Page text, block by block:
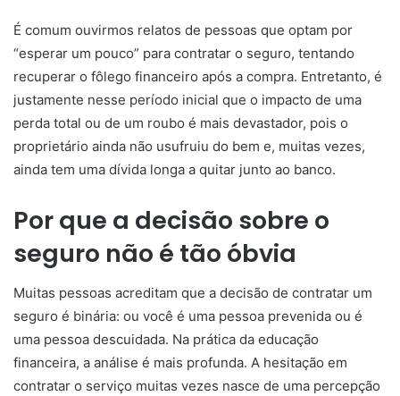
É comum ouvirmos relatos de pessoas que optam por
“esperar um pouco” para contratar o seguro, tentando
recuperar o fôlego financeiro após a compra. Entretanto, é
justamente nesse período inicial que o impacto de uma
perda total ou de um roubo é mais devastador, pois o
proprietário ainda não usufruiu do bem e, muitas vezes,
ainda tem uma dívida longa a quitar junto ao banco.
Por que a decisão sobre o
seguro não é tão óbvia
Muitas pessoas acreditam que a decisão de contratar um
seguro é binária: ou você é uma pessoa prevenida ou é
uma pessoa descuidada. Na prática da educação
financeira, a análise é mais profunda. A hesitação em
contratar o serviço muitas vezes nasce de uma percepção